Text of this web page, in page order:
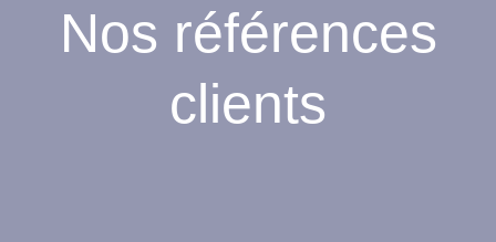
Nos références
clients